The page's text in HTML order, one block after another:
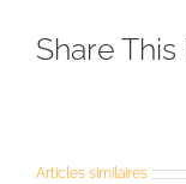
Share
Articles similaires